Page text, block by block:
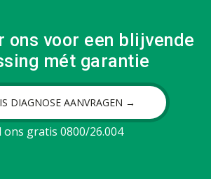
ons voor een blijvende
mét garantie
DIAGNOSE AANVRAGEN →
ons gratis 0800/26.004